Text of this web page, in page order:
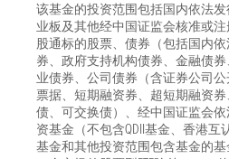
该基金的投资范围包括国内依法
业板及其他经中国证监会核准或
股通标的股票、债券（包括国内
券、政府支持机构债券、金融债
业债券、公司债券（含证券公司
票据、短期融资券、超短期融资
债、可交换债）、经中国证监会
资基金（不包含QDII基金、香港
基金和其他投资范围包含基金的